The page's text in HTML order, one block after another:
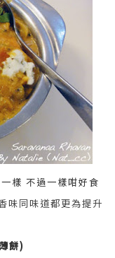
樣 不過一樣咁好食
味同味道都更為提升
餅)